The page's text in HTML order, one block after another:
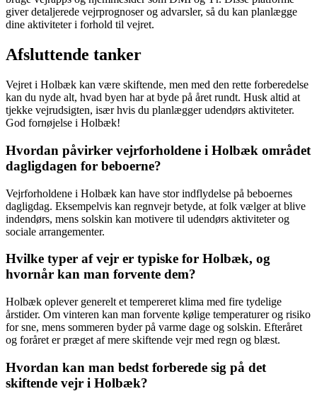
giver detaljerede vejrprognoser og advarsler, så du kan planlægge
dine aktiviteter i forhold til vejret.
Afsluttende tanker
Vejret i Holbæk kan være skiftende, men med den rette forberedelse
kan du nyde alt, hvad byen har at byde på året rundt. Husk altid at
tjekke vejrudsigten, især hvis du planlægger udendørs aktiviteter.
God fornøjelse i Holbæk!
Hvordan påvirker vejrforholdene i Holbæk området
dagligdagen for beboerne?
Vejrforholdene i Holbæk kan have stor indflydelse på beboernes
dagligdag. Eksempelvis kan regnvejr betyde, at folk vælger at blive
indendørs, mens solskin kan motivere til udendørs aktiviteter og
sociale arrangementer.
Hvilke typer af vejr er typiske for Holbæk, og
hvornår kan man forvente dem?
Holbæk oplever generelt et tempereret klima med fire tydelige
årstider. Om vinteren kan man forvente kølige temperaturer og risiko
for sne, mens sommeren byder på varme dage og solskin. Efteråret
og foråret er præget af mere skiftende vejr med regn og blæst.
Hvordan kan man bedst forberede sig på det
skiftende vejr i Holbæk?